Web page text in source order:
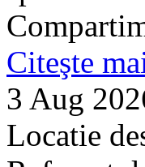
Citeşte
3 Aug
Locatie